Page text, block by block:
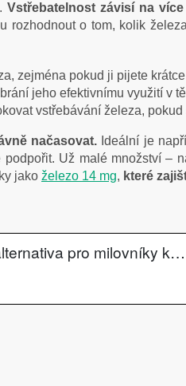
Vstřebatelnost závisí na
rozhodnout o tom, kolik
zejména pokud ji pijete
jeho efektivnímu využití v
vstřebávání železa,
načasovat. Ideální je
Už malé množství –
jako železo 14 mg, které